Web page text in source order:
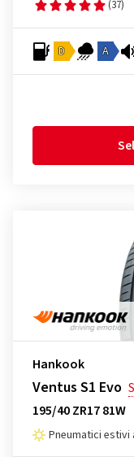
(37)
D A
Hankook
Ventus S1 Evo
195/40 ZR17 81W
Pneumatici